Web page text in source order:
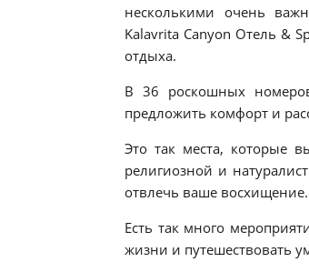
несколькими очень
Kalavrita Canyon Отель &
отдыха.
В 36 роскошных
предложить комфорт и
Это так места, которые
религиозной и
отвлечь ваше восхищение.
Есть так много
жизни и путешествовать